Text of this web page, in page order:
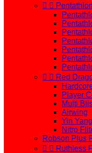
 
  Red
Player
Multi
Airwing
Yin Yang
Nitro
Robson Plus
  Ruthless